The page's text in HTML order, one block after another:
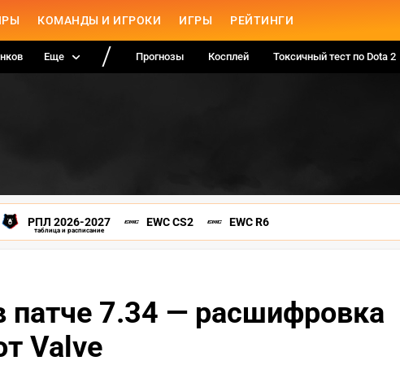
КОМАНДЫ И ИГРОКИ ИГРЫ РЕЙТИНГИ
Еще Прогнозы Косплей Токсичный тест по Dota 2
РПЛ 2026-2027
таблица и расписание
EWC CS2 EWC R6
патче 7.34 — расшифровка
Valve